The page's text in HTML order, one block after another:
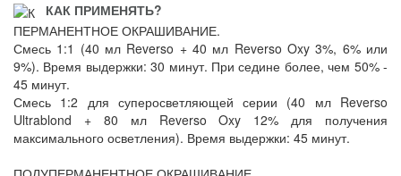
КАК ПРИМЕНЯТЬ?
ПЕРМАНЕНТНОЕ ОКРАШИВАНИЕ.
Смесь 1:1 (40 мл Reverso + 40 мл Reverso Oxy 3%, 6% или
9%). Время выдержки: 30 минут. При седине более, чем 50% -
45 минут.
Смесь 1:2 для суперосветляющей серии (40 мл Reverso
Ultrablond + 80 мл Reverso Oxy 12% для получения
максимального осветления). Время выдержки: 45 минут.